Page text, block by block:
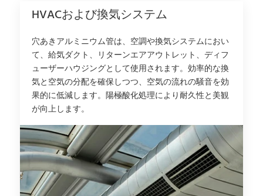
HVACおよび換気システム
穴あきアルミニウム管は、空調や換気システムにおい
て、給気ダクト、リターンエアアウトレット、ディフ
ューザーハウジングとして使用されます。効率的な換
気と空気の分配を確保しつつ、空気の流れの騒音を効
果的に低減します。陽極酸化処理により耐久性と美観
が向上します。